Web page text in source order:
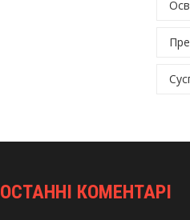
ОСТАННІ КОМЕНТАРІ